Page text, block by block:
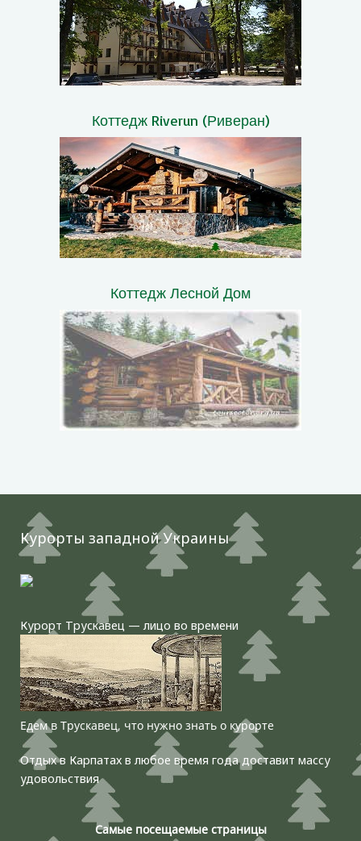
Коттедж Riverun (Риверан)
Коттедж Лесной Дом
Курорты западной Украины
Курорт Трускавец — лицо во времени
Едем в Трускавец, что нужно знать о курорте
Отдых в Карпатах в любое время года доставит массу
удовольствия
Самые посещаемые страницы